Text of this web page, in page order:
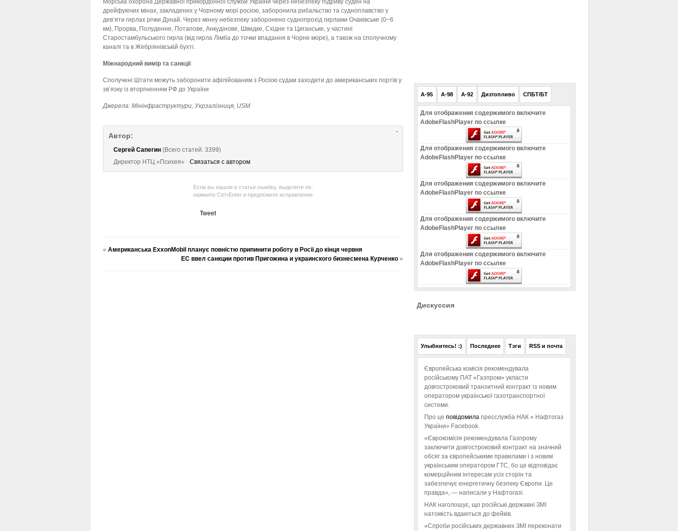
Морська охорона Державної прикордонної служби України через небезпеку підриву суден на
дрейфуючих мінах, закладених у Чорному морі росією, заборонила рибальство та судноплавство у
дев’яти гирлах річки Дунай. Через мінну небезпеку заборонено суднопрохід гирлами Очаківське (0−6
км), Прорва, Полуденне, Потапове, Анкудінове, Швидке, Східне та Циганське, у частині
Старостамбульського гирла (від гирла Лімба до точки впадання в Чорне море), а також на сполучному
каналі та в Жебріянівській бухті.
Міжнародний вимір та санкції
Сполучені Штати можуть заборонити афілійованим з Росією судам заходити до американських портів у
зв’язку із вторгненням РФ до України
Джерела: Мінінфраструктури, Укрзалізниця, USM
Автор:
Сергей Сапегин(Всего статей: 3399)
Директор НТЦ «Психея»
Связаться с автором
Если вы нашли в статье ошибку, выделите ее,
нажмите Ctrl+Enter и предложите исправление
Tweet
« Американська ExxonMobil планує повністю припинити роботу в Росії до кінця червня
ЕС ввел санкции против Пригожина и украинского бизнесмена Курченко»
A-95 A-98 A-92 Дизтопливо СПБТ/БТ
Для отображения содержимого включите
AdobeFlashPlayer по ссылке
Для отображения содержимого включите
AdobeFlashPlayer по ссылке
Для отображения содержимого включите
AdobeFlashPlayer по ссылке
Для отображения содержимого включите
AdobeFlashPlayer по ссылке
Для отображения содержимого включите
AdobeFlashPlayer по ссылке
Дискуссия
Улыбнитесь! :) Последнее Тэги RSS и почта
Європейська комісія рекомендувала
російському ПАТ «Газпром» укласти
довгостроковий транзитний контракт із новим
оператором української газотранспортної
системи.
Про це повідомила пресслужба НАК » Нафтогаз
України» Facebook.
«Єврокомісія рекомендувала Газпрому
заключити довгостроковий контракт на значний
обсяг за європейськими правилами і з новим
українським оператором ГТС, бо це відповідає
комерційним інтересам усіх сторін та
забезпечує енергетичну безпеку Європи. Це
правда», — написали у Нафтогазі.
НАК наголошує, що російські державні ЗМІ
натомість вдаються до фейків.
«Спроби російських державних ЗМІ переконати